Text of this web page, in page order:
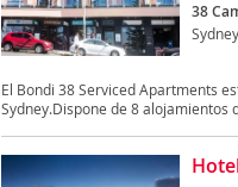
38
Sydney
El Bondi 38 Serviced Apartments
Sydney.Dispone de 8 alojamientos